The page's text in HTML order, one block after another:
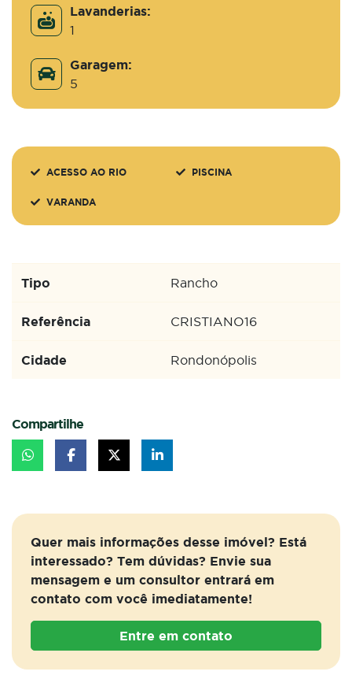
Lavanderias:
1
Garagem:
5
ACESSO AO RIO PISCINA
VARANDA
Tipo Rancho
Referência CRISTIANO16
Cidade Rondonópolis
Compartilhe
Quer mais informações desse imóvel? Está
interessado? Tem dúvidas? Envie sua
mensagem e um consultor entrará em
contato com você imediatamente!
Entre em contato